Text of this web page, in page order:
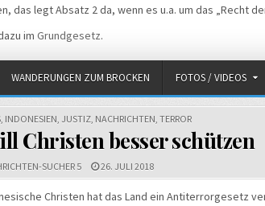
das legt Absatz 2 da, wenn es u.a. um das „Recht
im Grundgesetz.
WANDERUNGEN ZUM BROCKEN FOTOS / VIDEOS
, INDONESIEN JUSTIZ, NACHRICHTEN TERROR
Christen besser schützen
SUCHER 5 26. JULI 2018
Christen hat das Land ein Antiterrorgesetz